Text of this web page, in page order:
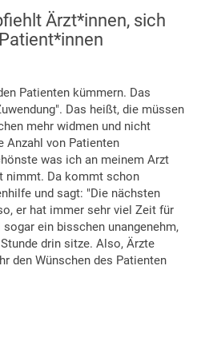
Ärzt*innen, sich
Patienten kümmern. Das
Das heißt, die müssen
mehr widmen und nicht
Anzahl von Patienten
was ich an meinem Arzt
nimmt. Da kommt schon
und sagt: "Die nächsten
er hat immer sehr viel Zeit für
ein bisschen unangenehm,
drin sitze. Also, Ärzte
den Wünschen des Patienten